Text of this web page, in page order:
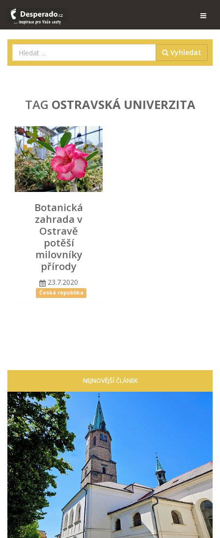
Vyhledat
TAG OSTRAVSKÁ UNIVERZITA
Botanická
zahrada v
Ostravě
potěší
milovníky
přírody
23.7.2020
Česká republika
NEJNOVĚJŠÍ ČLÁNEK